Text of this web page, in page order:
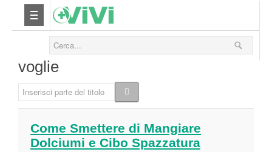
Salute
Bellezza
voglie
Inserisci parte del titolo
Come Smettere di Mangiare
Dolciumi e Cibo Spazzatura